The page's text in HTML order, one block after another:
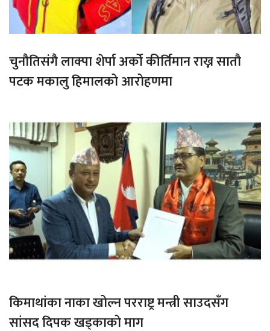
चुनौतिसंगै लाक्पा शेर्पा अर्को कीर्तिमान राख्न सातौ
पटक मकालु हिमालको आरोहणमा
किमाथांका नाका खोल्न परराष्ट्र मन्त्री साउदसँग
सांसद दिपक खड्काको माग